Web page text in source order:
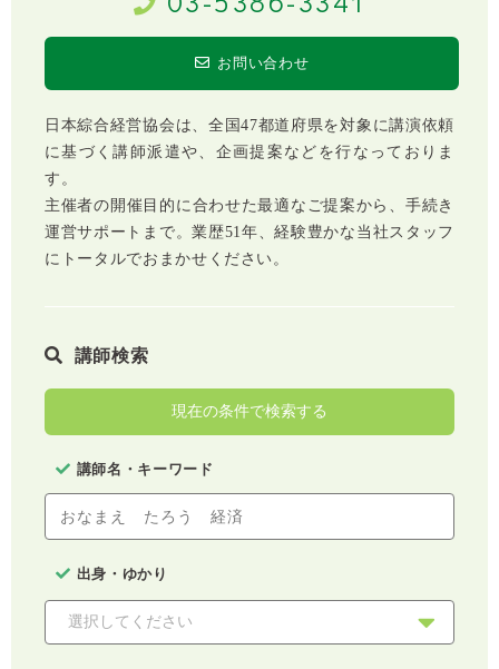
お問い合わせ
日本綜合経営協会は、全国47都道府県を対象に講演依頼
に基づく講師派遣や、企画提案などを行なっておりま
す。
主催者の開催目的に合わせた最適なご提案から、手続き
運営サポートまで。業歴51年、経験豊かな当社スタッフ
にトータルでおまかせください。
講師検索
現在の条件で検索する
講師名・キーワード
出身・ゆかり